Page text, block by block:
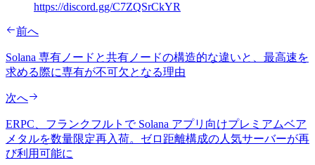
https://discord.gg/C7ZQSrCkYR
前へ
Solana 専有ノードと共有ノードの構造的な違いと、最高速を
求める際に専有が不可欠となる理由
次へ
ERPC、フランクフルトで Solana アプリ向けプレミアムベア
メタルを数量限定再入荷。ゼロ距離構成の人気サーバーが再
び利用可能に